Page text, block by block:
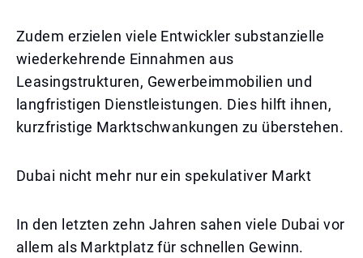
Zudem erzielen viele Entwickler substanzielle
wiederkehrende Einnahmen aus
Leasingstrukturen, Gewerbeimmobilien und
langfristigen Dienstleistungen. Dies hilft ihnen,
kurzfristige Marktschwankungen zu überstehen.
Dubai nicht mehr nur ein spekulativer Markt
In den letzten zehn Jahren sahen viele Dubai vor
allem als Marktplatz für schnellen Gewinn.